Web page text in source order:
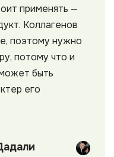
применять —
Коллагенов
поэтому нужно
потому что и
быть
его